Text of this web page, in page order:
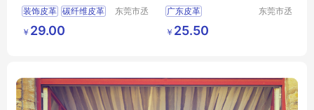
免费拿样
装饰皮革 碳纤维皮革
背胶碳纤维皮革
汽车装饰皮革背胶
东莞市丞
￥ 29.00
障
广东皮革
广东自粘皮革
背胶皮革 定制皮革
东莞市丞
￥ 25.50